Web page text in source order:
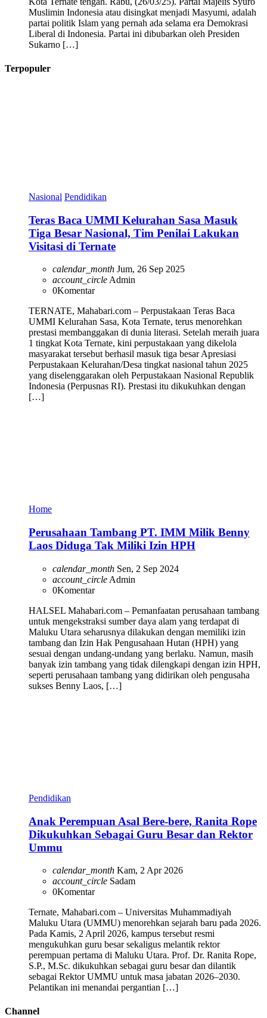
Muslimin Indonesia atau disingkat menjadi Masyumi, adalah
partai politik Islam yang pernah ada selama era Demokrasi
Liberal di Indonesia. Partai ini dibubarkan oleh Presiden
Sukarno […]
Terpopuler
Nasional Pendidikan
Teras Baca UMMI Kelurahan Sasa Masuk
Tiga Besar Nasional, Tim Penilai Lakukan
Visitasi di Ternate
calendar_month Jum, 26 Sep 2025
account_circleAdmin
0Komentar
TERNATE, Mahabari.com – Perpustakaan Teras Baca
UMMI Kelurahan Sasa, Kota Ternate, terus menorehkan
prestasi membanggakan di dunia literasi. Setelah meraih juara
1 tingkat Kota Ternate, kini perpustakaan yang dikelola
masyarakat tersebut berhasil masuk tiga besar Apresiasi
Perpustakaan Kelurahan/Desa tingkat nasional tahun 2025
yang diselenggarakan oleh Perpustakaan Nasional Republik
Indonesia (Perpusnas RI). Prestasi itu dikukuhkan dengan
[…]
Home
Perusahaan Tambang PT. IMM Milik Benny
Laos Diduga Tak Miliki Izin HPH
calendar_month Sen, 2 Sep 2024
account_circle Admin
0Komentar
HALSEL Mahabari.com – Pemanfaatan perusahaan tambang
untuk mengekstraksi sumber daya alam yang terdapat di
Maluku Utara seharusnya dilakukan dengan memiliki izin
tambang dan Izin Hak Pengusahaan Hutan (HPH) yang
sesuai dengan undang-undang yang berlaku. Namun, masih
banyak izin tambang yang tidak dilengkapi dengan izin HPH,
seperti perusahaan tambang yang didirikan oleh pengusaha
sukses Benny Laos, […]
Pendidikan
Anak Perempuan Asal Bere-bere, Ranita Rope
Dikukuhkan Sebagai Guru Besar dan Rektor
Ummu
calendar_month Kam, 2 Apr 2026
account_circle Sadam
0Komentar
Ternate, Mahabari.com – Universitas Muhammadiyah
Maluku Utara (UMMU) menorehkan sejarah baru pada 2026.
Pada Kamis, 2 April 2026, kampus tersebut resmi
mengukuhkan guru besar sekaligus melantik rektor
perempuan pertama di Maluku Utara. Prof. Dr. Ranita Rope,
S.P., M.Sc. dikukuhkan sebagai guru besar dan dilantik
sebagai Rektor UMMU untuk masa jabatan 2026–2030.
Pelantikan ini menandai pergantian […]
Channel